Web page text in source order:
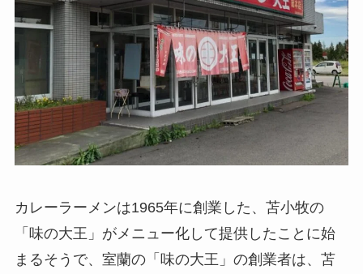
カレーラーメンは1965年に創業した、苫小牧の
「味の大王」がメニュー化して提供したことに始
まるそうで、室蘭の「味の大王」の創業者は、苫